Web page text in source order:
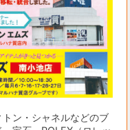
ン・シャネルなどのブ